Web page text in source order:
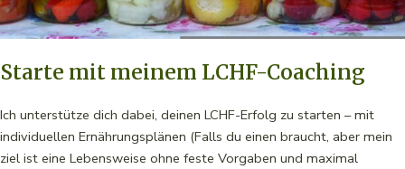
Starte mit meinem LCHF-Coaching
Ich unterstütze dich dabei, deinen LCHF-Erfolg zu starten – mit
individuellen Ernährungsplänen (Falls du einen braucht, aber mein
ziel ist eine Lebensweise ohne feste Vorgaben und maximal